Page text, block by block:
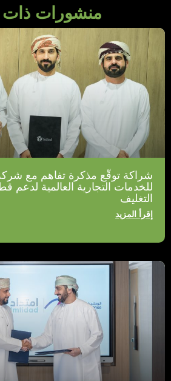
منشورات
شراكة توقّع مذكرة تفاهم مع
للخدمات التجارية العالمية لدعم
التغليف
إقرأ المزيد